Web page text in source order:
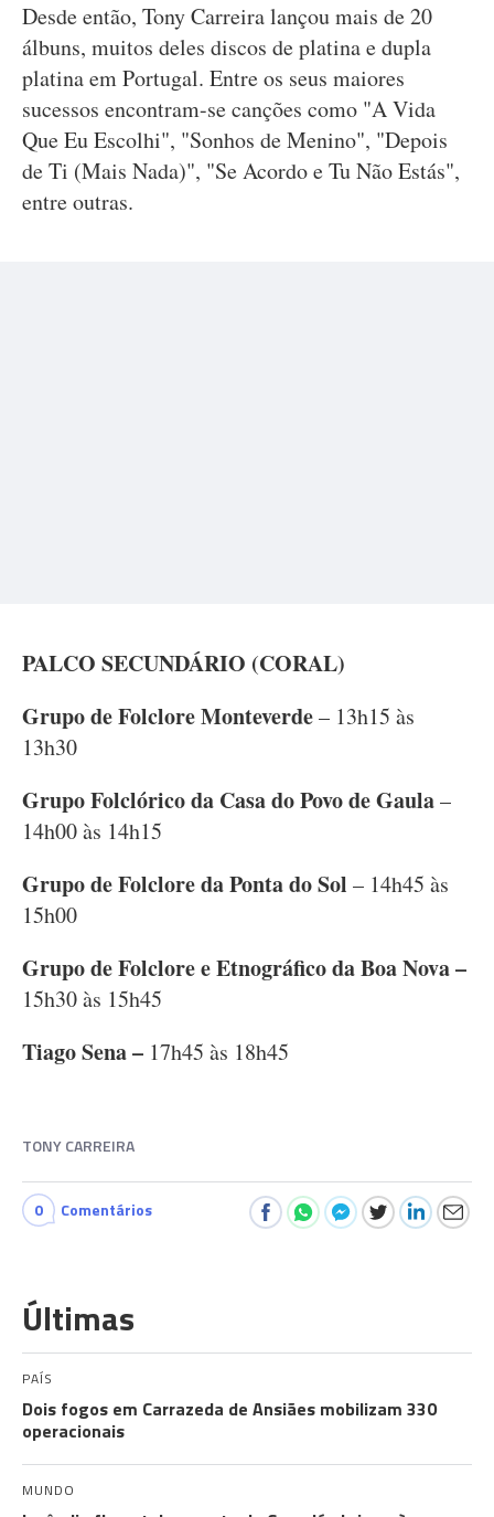
Desde então, Tony Carreira lançou mais de 20
álbuns, muitos deles discos de platina e dupla
platina em Portugal. Entre os seus maiores
sucessos encontram-se canções como "A Vida
Que Eu Escolhi", "Sonhos de Menino", "Depois
de Ti (Mais Nada)", "Se Acordo e Tu Não Estás",
entre outras.
PALCO SECUNDÁRIO (CORAL)
Grupo de Folclore Monteverde– 13h15 às
13h30
Grupo Folclórico da Casa do Povo de Gaula–
14h00 às 14h15
Grupo de Folclore da Ponta do Sol – 14h45 às
15h00
Grupo de Folclore e Etnográfico da Boa Nova –
15h30 às 15h45
Tiago Sena – 17h45 às 18h45
TONY CARREIRA
0 Comentários
Últimas
PAÍS
Dois fogos em Carrazeda de Ansiães mobilizam 330
operacionais
MUNDO